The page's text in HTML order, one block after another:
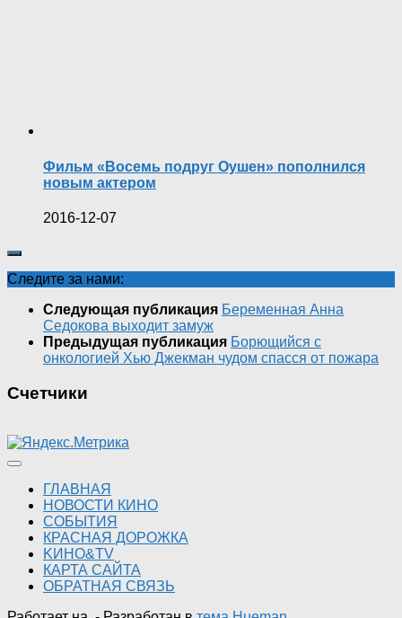
Фильм «Восемь подруг Оушен» пополнился
новым актером
2016-12-07
Следите за нами:
Следующая публикация Беременная Анна
Седокова выходит замуж
Предыдущая публикация Борющийся с
онкологией Хью Джекман чудом спасся от пожара
Счетчики
ГЛАВНАЯ
НОВОСТИ КИНО
СОБЫТИЯ
КРАСНАЯ ДОРОЖКА
KИНО&TV
КАРТА САЙТА
ОБРАТНАЯ СВЯЗЬ